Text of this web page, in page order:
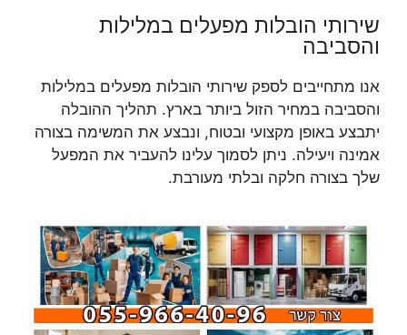
שירותי הובלות מפעלים במלילות
והסביבה
אנו מתחייבים לספק שירותי הובלות מפעלים במלילות
והסביבה במחיר הזול ביותר בארץ. תהליך ההובלה
יתבצע באופן מקצועי ובטוח, ונבצע את המשימה בצורה
אמינה ויעילה. ניתן לסמוך עלינו להעביר את המפעל
שלך בצורה חלקה ובלתי מעורבת.